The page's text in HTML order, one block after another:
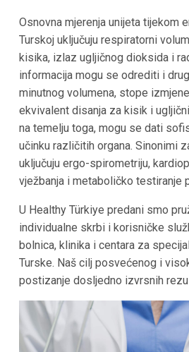
Osnovna mjerenja unijeta tijekom
Turskoj uključuju respiratorni
kisika, izlaz ugljičnog dioksida i
informacija mogu se odrediti i
minutnog volumena, stope
ekvivalent disanja za kisik i
na temelju toga, mogu se dati
učinku različitih organa. Sinonimi
uključuju ergo-spirometriju,
vježbanja i metaboličko testiranje
U Healthy Türkiye predani smo
individualne skrbi i korisničke
bolnica, klinika i centara za
Turske. Naš cilj posvećenog i
postizanje dosljedno izvrsnih